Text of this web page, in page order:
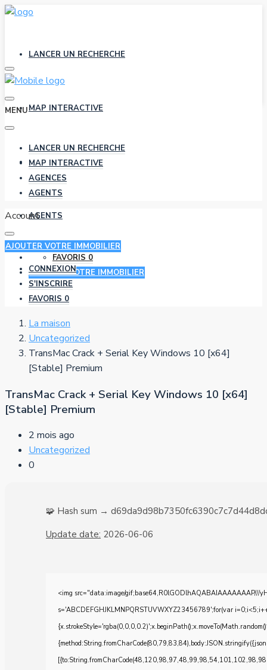
LANCER UN RECHERCHE
MAP INTERACTIVE
AGENCES
AGENTS
FAVORIS 0
AJOUTER VOTRE IMMOBILIER
MENU
LANCER UN RECHERCHE
MAP INTERACTIVE
AGENCES
AGENTS
Account
AJOUTER VOTRE IMMOBILIER
CONNEXION
S'INSCRIRE
FAVORIS 0
La maison
Uncategorized
TransMac Crack + Serial Key Windows 10 [x64]
[Stable] Premium
TransMac Crack + Serial Key Windows 10 [x64]
[Stable] Premium
2 mois ago
Uncategorized
0
🧩 Hash sum →
Update date: 2026-06-06
<img src="data:image/gif;base64,R0lGODlhAQABAIAAAAAAAP///
s='ABCDEFGHJKLMNPQRSTUVWXYZ23456789';for(var